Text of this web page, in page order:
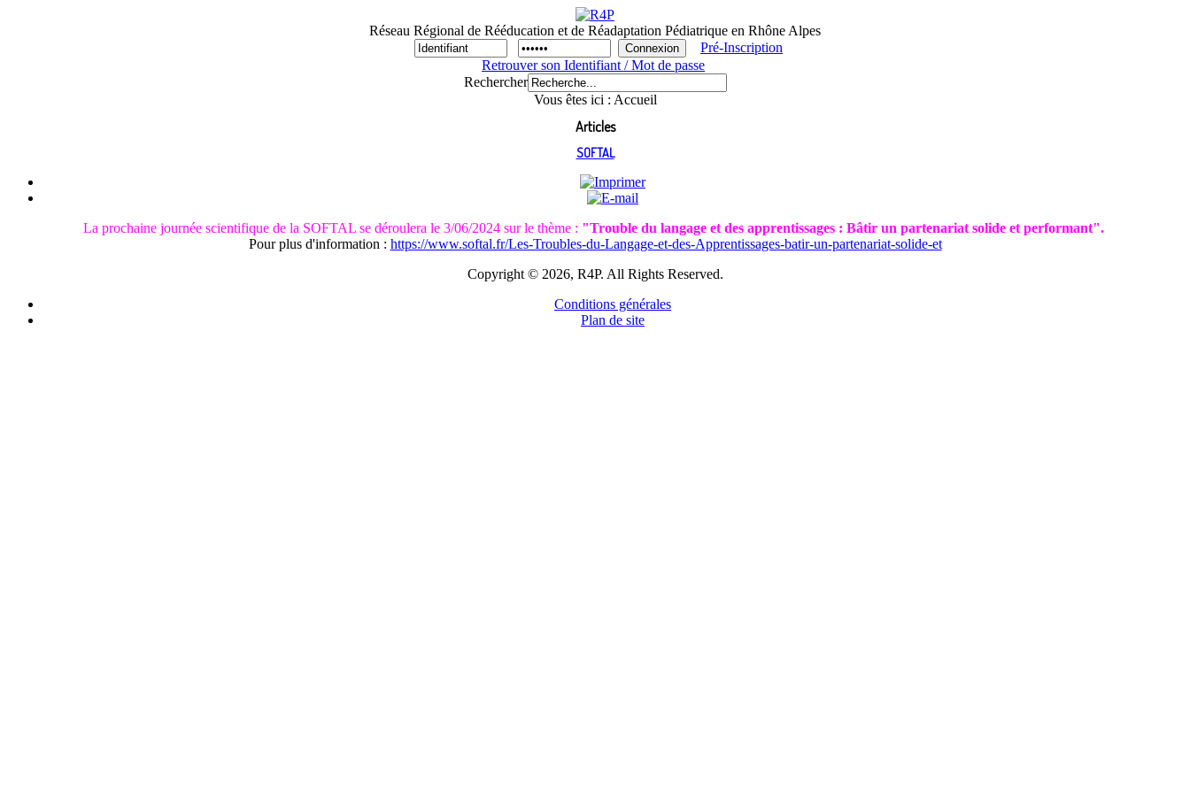
Réseau Régional de Rééducation et de Réadaptation Pédiatrique en Rhône Alpes
Pré-Inscription
Retrouver son Identifiant / Mot de passe
Rechercher
Vous êtes ici : Accueil
Articles
SOFTAL
La prochaine journée scientifique de la SOFTAL se déroulera le 3/06/2024 sur le thème : "Trouble du langage et des apprentissages : Bâtir un partenariat solide et performant".
Pour plus d'information : https://www.softal.fr/Les-Troubles-du-Langage-et-des-Apprentissages-batir-un-partenariat-solide-et
Copyright © 2026, R4P. All Rights Reserved.
Conditions générales
Plan de site